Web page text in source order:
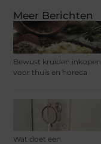
Meer Berichten
Bewust kruiden inkopen
voor thuis en horeca
Wat doet een